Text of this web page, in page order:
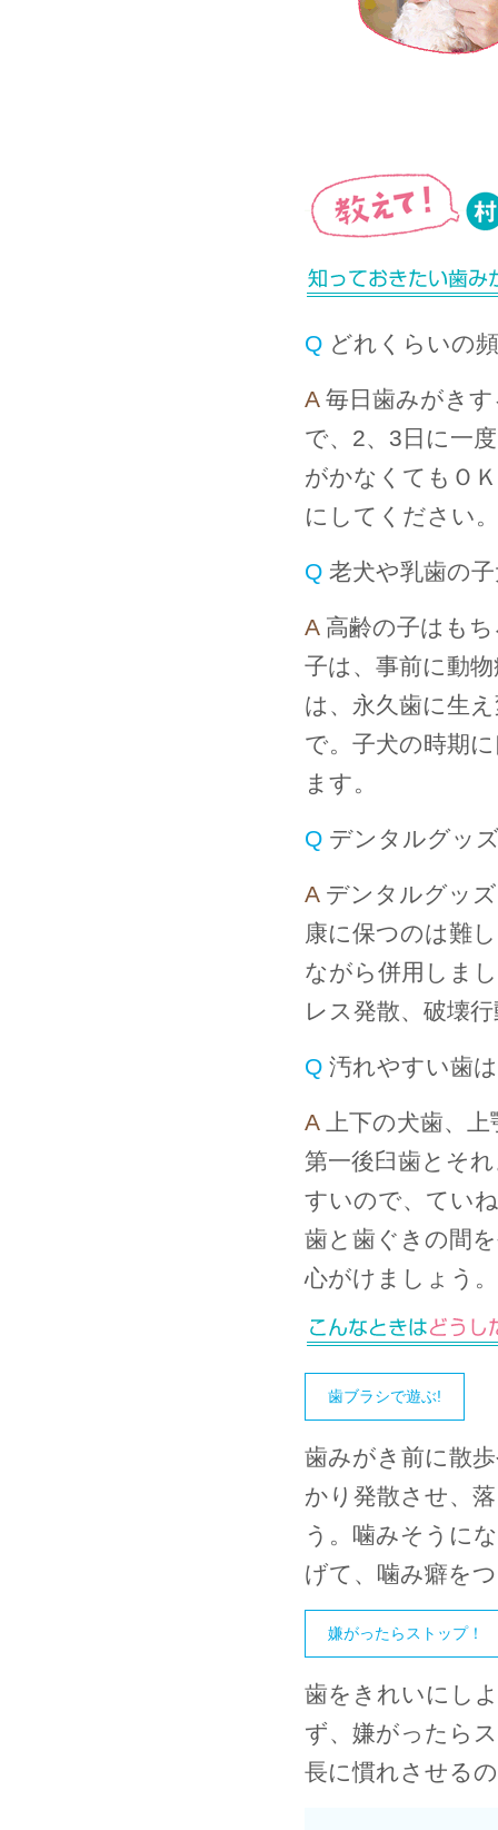
Q どれくらいの
A 毎日歯みがき
で、2、3日に一
がかなくてもＯ
にしてください。
Q 老犬や乳歯の
A 高齢の子はも
子は、事前に動
は、永久歯に生
で。子犬の時期
ます。
Q デンタルグッ
A デンタルグッ
康に保つのは難
ながら併用しま
レス発散、破壊
Q 汚れやすい歯
A
上下の犬歯、
第一後臼歯とそ
すいので、てい
歯と歯ぐきの間
心がけましょう。
歯ブラシで遊ぶ!
歯みがき前に散
かり発散させ、
う。 噛みそうに
げて、噛み癖を
嫌がったらストップ！
歯をきれいにし
ず、嫌がったら
長に慣れさせる